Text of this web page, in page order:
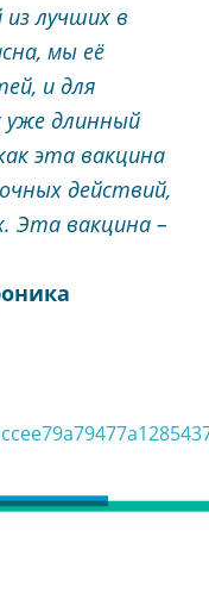
лучших в
мы её
и для
длинный
эта вакцина
действий,
Эта вакцина –